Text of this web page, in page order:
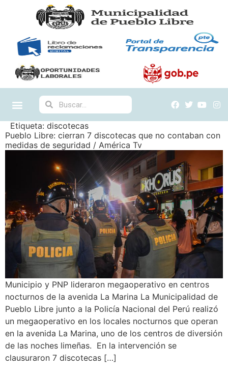
Etiqueta: discotecas
Pueblo Libre: cierran 7 discotecas que no contaban con
medidas de seguridad / América Tv
Municipio y PNP lideraron megaoperativo en centros
nocturnos de la avenida La Marina La Municipalidad de
Pueblo Libre junto a la Policía Nacional del Perú realizó
un megaoperativo en los locales nocturnos que operan
en la avenida La Marina, uno de los centros de diversión
de las noches limeñas. En la intervención se
clausuraron 7 discotecas […]